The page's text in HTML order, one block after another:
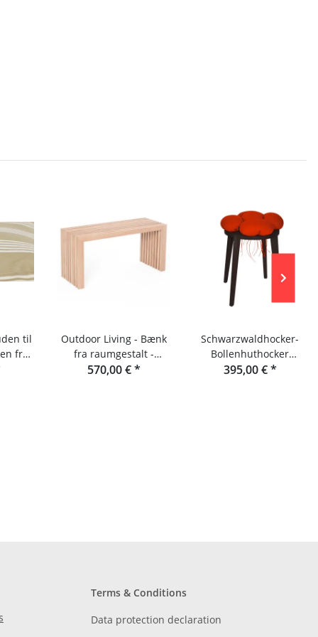
til
fra
Outdoor Living - Bænk
fra raumgestalt -
Havebænk af Douglasie
570,00 €*
Schwarzwaldhocker-
Bollenhuthocker
rumindretning
395,00 €*
Terms & Conditions
Data protection declaration